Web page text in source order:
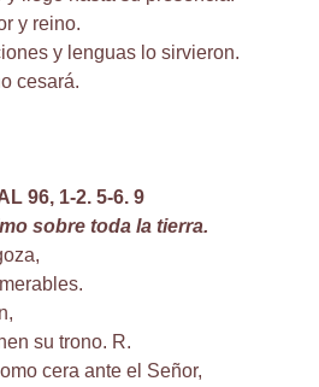
y reino.
y lenguas lo sirvieron.
cesará.
96, 1-2. 5-6. 9
sobre toda la tierra.
su trono. R.
cera ante el Señor,